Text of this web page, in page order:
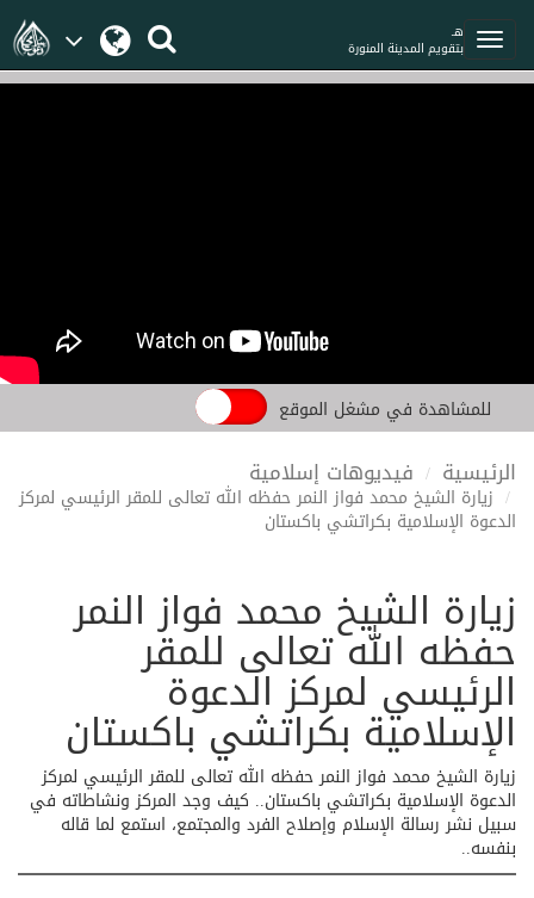
هـ
بتقويم المدينة المنورة
للمشاهدة في مشغل الموقع
الرئيسية فيديوهات إسلامية
زيارة الشيخ محمد فواز النمر حفظه الله تعالى للمقر الرئيسي لمركز
الدعوة الإسلامية بكراتشي باكستان
زيارة الشيخ محمد فواز النمر
حفظه الله تعالى للمقر
الرئيسي لمركز الدعوة
الإسلامية بكراتشي باكستان
زيارة الشيخ محمد فواز النمر حفظه الله تعالى للمقر الرئيسي لمركز
الدعوة الإسلامية بكراتشي باكستان.. كيف وجد المركز ونشاطاته في
سبيل نشر رسالة الإسلام وإصلاح الفرد والمجتمع، استمع لما قاله
بنفسه..